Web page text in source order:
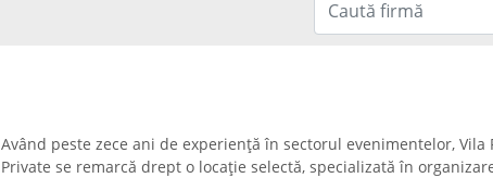
Având peste zece ani de experiență în sectorul evenimentelor, Vila
Private se remarcă drept o locație selectă, specializată în